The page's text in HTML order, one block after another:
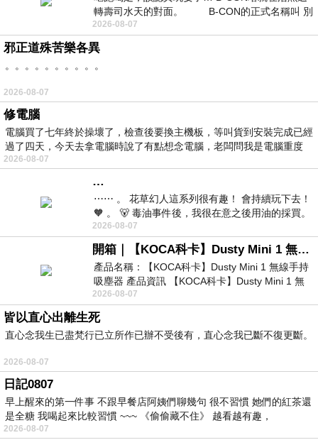
轉壽司水天的對面。 B-CON的正式名稱叫 別
2026-08-07
邪正道殊苦樂各異
。。。。。。。。。。
2026-08-07
修電腦
電腦買了七年終於操壞了，檢查後要換主機板，等叫貨到安裝完成已經
過了四天，今天去拿電腦時說了有點想念電腦，老闆問我是電腦重度
2026-08-07
…
⋯⋯ 。 花草幻人這系列很有趣！ 會持續玩下去！
🧡 。 🐻 毒油事件後，我很在意之後用油的採買。
前天購買了我之前就很愛
2026-08-07
開箱｜【KOCA科卡】Dusty Mini 1 無線手持吸塵器
產品名稱：【KOCA科卡】Dusty Mini 1 無線手持
吸塵器 產品資訊 【KOCA科卡】Dusty Mini 1 無
線手持吸塵器評語： 能吸、能吹兼具兩
2026-08-07
皆以直心出離生死
直心念我生已盡梵行已立所作已辦不受後有，直心念我已斷不復更斷。
2026-08-07
日記0807
早上醒來的第一件事 不跟早餐店阿姨們聊幾句 很不習慣 她們的紅茶還
是全糖 我喝起來比較習慣 ~~~ 《偷偷藏不住》 越看越有趣，
2026-08-07